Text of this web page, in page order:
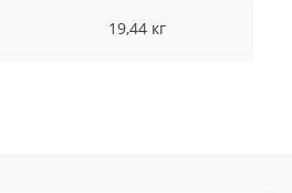
19,44 кг